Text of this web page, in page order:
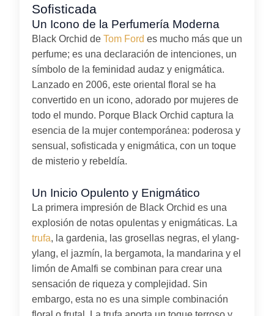
Sofisticada
Un Icono de la Perfumería Moderna
Black Orchid de Tom Ford es mucho más que un
perfume; es una declaración de intenciones, un
símbolo de la feminidad audaz y enigmática.
Lanzado en 2006, este oriental floral se ha
convertido en un icono, adorado por mujeres de
todo el mundo. Porque Black Orchid captura la
esencia de la mujer contemporánea: poderosa y
sensual, sofisticada y enigmática, con un toque
de misterio y rebeldía.
Un Inicio Opulento y Enigmático
La primera impresión de Black Orchid es una
explosión de notas opulentas y enigmáticas. La
trufa, la gardenia, las grosellas negras, el ylang-
ylang, el jazmín, la bergamota, la mandarina y el
limón de Amalfi se combinan para crear una
sensación de riqueza y complejidad. Sin
embargo, esta no es una simple combinación